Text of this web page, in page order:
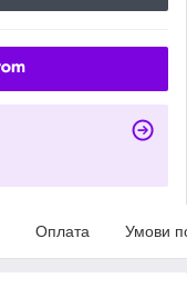
Оплата Умови